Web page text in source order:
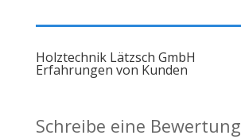
Holztechnik Lätzsch GmbH
Erfahrungen von Kunden
Schreibe eine Bewertung